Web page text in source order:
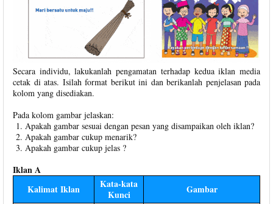
Secara individu, lakukanlah pengamatan terhadap kedua iklan media
cetak di atas. Isilah format berikut ini dan berikanlah penjelasan pada
kolom yang disediakan.
Pada kolom gambar jelaskan:
Apakah gambar sesuai dengan pesan yang disampaikan oleh iklan?
Apakah gambar cukup menarik?
Apakah gambar cukup jelas ?
Iklan A
Kalimat Iklan
Kata-kata
Kunci
Gambar